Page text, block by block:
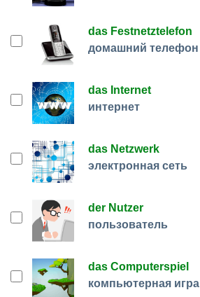
das Festnetztelefon
домашний телефон
das Internet
интернет
das Netzwerk
электронная сеть
der Nutzer
пользователь
das Computerspiel
компьютерная игра